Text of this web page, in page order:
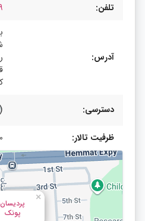
تلفن:
آدرس:
دسترسی:
ظرفیت تالار:
پردیسان
پونک
×